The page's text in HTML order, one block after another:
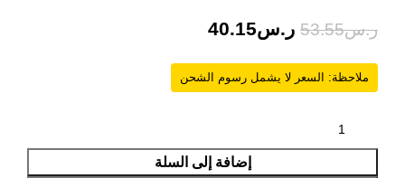
ر.س53.55 ر.س40.15
ملاحظة: السعر لا يشمل رسوم الشحن
إضافة إلى السلة